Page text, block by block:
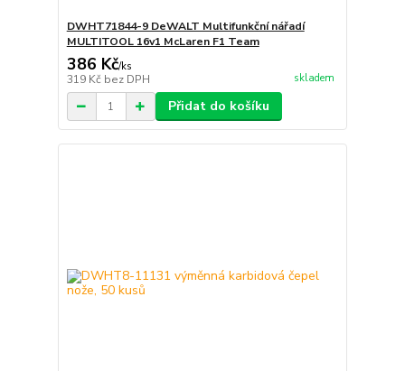
DWHT71844-9 DeWALT Multifunkční nářadí
MULTITOOL 16v1 McLaren F1 Team
386 Kč/ks
319 Kč bez DPH skladem
Přidat do košíku